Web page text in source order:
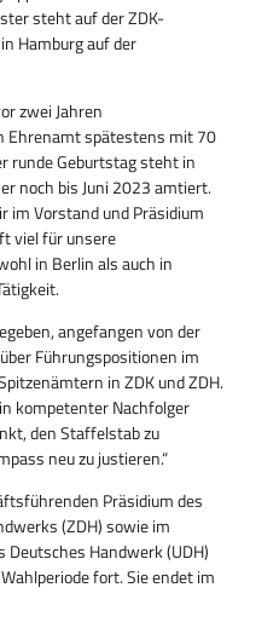
steht auf der ZDK-
Hamburg auf der
zwei Jahren
Ehrenamt spätestens mit 70
runde Geburtstag steht in
noch bis Juni 2023 amtiert.
im Vorstand und Präsidium
viel für unsere
in Berlin als auch in
angefangen von der
Führungspositionen im
in ZDK und ZDH.
kompetenter Nachfolger
den Staffelstab zu
neu zu justieren.“
Präsidium des
(ZDH) sowie im
Handwerk (UDH)
fort. Sie endet im